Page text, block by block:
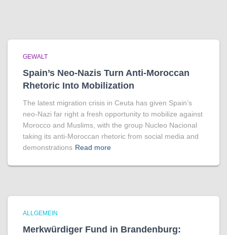
GEWALT
Spain’s Neo-Nazis Turn Anti-Moroccan
Rhetoric Into Mobilization
The latest migration crisis in Ceuta has given Spain’s
neo-Nazi far right a fresh opportunity to mobilize against
Morocco and Muslims, with the group Nucleo Nacional
taking its anti-Moroccan rhetoric from social media and
demonstrations Read more
ALLGEMEIN
Merkwürdiger Fund in Brandenburg: